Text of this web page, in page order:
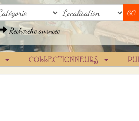
Recherche avancée
COLLECTIONNEURS